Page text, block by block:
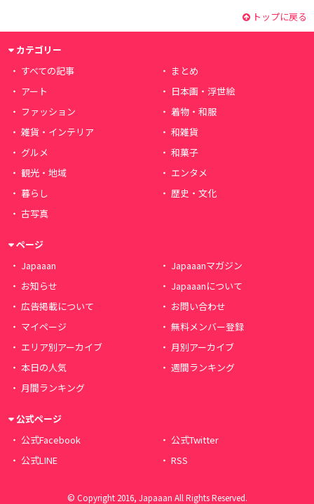
トップに戻る
カテゴリー
すべての記事
まとめ
アート
日本画・浮世絵
ファッション
着物・和服
雑貨・インテリア
和雑貨
グルメ
和菓子
観光・地域
エンタメ
暮らし
歴史・文化
古写真
ページ
Japaaan
Japaaanマガジン
お知らせ
Japaaanについて
広告掲載について
お問い合わせ
マイページ
無料メンバー登録
エリア別アーカイブ
月別アーカイブ
本日の人気
週間ランキング
月間ランキング
公式ページ
公式Facebook
公式Twitter
公式LINE
RSS
© Copyright 2016, Japaaan All Rights Reserved.